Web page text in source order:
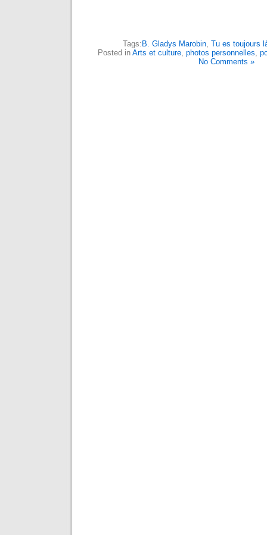
Tags:B. Gladys Marobin, Tu es toujours
Posted in Arts et culture, photos personnelles
No Comments »